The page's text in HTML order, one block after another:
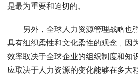
是最为重要和迫切的。
另外，全球人力资源管理战略也
具有组织柔性和文化柔性的观念，因
效率取决于全球企业的组织制度和知
应取决于人力资源的变化能够在多大